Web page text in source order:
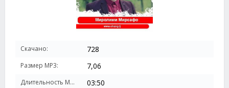
Скачано: 728
Размер MP3: 7,06
Длительность MP3: 03:50